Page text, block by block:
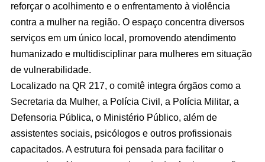
reforçar o acolhimento e o enfrentamento à violência
contra a mulher na região. O espaço concentra diversos
serviços em um único local, promovendo atendimento
humanizado e multidisciplinar para mulheres em situação
de vulnerabilidade.
Localizado na QR 217, o comitê integra órgãos como a
Secretaria da Mulher, a Polícia Civil, a Polícia Militar, a
Defensoria Pública, o Ministério Público, além de
assistentes sociais, psicólogos e outros profissionais
capacitados. A estrutura foi pensada para facilitar o